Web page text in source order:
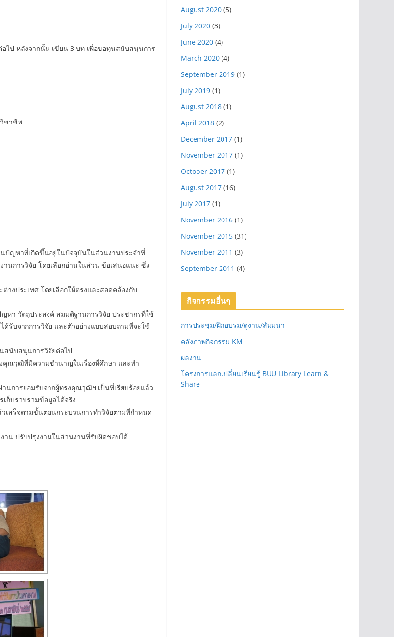
ไป หลังจากนั้น เขียน 3 บท เพื่อขอทุนสนับสนุนการ
ชาชีพ
นปัญหาที่เกิดขึ้นอยู่ในปัจจุบันในส่วนงานประจำที่
นการวิจัย โดยเลือกอ่านในส่วน ข้อเสนอแนะ ซึ่ง
างประเทศ โดยเลือกให้ตรงและสอดคล้องกับ
หา วัตถุประสงค์ สมมติฐานการวิจัย ประชากรที่ใช้
รับจากการวิจัย และตัวอย่างแบบสอบถามที่จะใช้
สนับสนุนการวิจัยต่อไป
คุณวุฒิที่มีความชำนาญในเรื่องที่ศึกษา และทำ
านการยอมรับจากผู้ทรงคุณวุฒิฯ เป็นที่เรียบร้อยแล้ว
เก็บรวบรวมข้อมูลได้จริง
เสร็จตามขั้นตอนกระบวนการทำวิจัยตามที่กำหนด
าน ปรับปรุงงานในส่วนงานที่รับผิดชอบได้
August 2020 (5)
July 2020 (3)
June 2020 (4)
March 2020 (4)
September 2019 (1)
July 2019 (1)
August 2018 (1)
April 2018 (2)
December 2017 (1)
November 2017 (1)
October 2017 (1)
August 2017 (16)
July 2017 (1)
November 2016 (1)
November 2015 (31)
November 2011 (3)
September 2011 (4)
กิจกรรมอื่นๆ
การประชุม/ฝึกอบรม/ดูงาน/สัมมนา
คลังภาพกิจกรรม KM
ผลงาน
โครงการแลกเปลี่ยนเรียนรู้ BUU Library Learn &
Share